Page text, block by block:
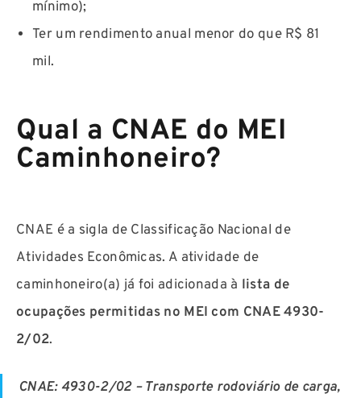
mínimo);
Ter um rendimento anual menor do que R$ 81
mil.
Qual a CNAE do MEI
Caminhoneiro?
CNAE é a sigla de Classificação Nacional de
Atividades Econômicas. A atividade de
caminhoneiro(a) já foi adicionada à lista de
ocupações permitidas no MEI com CNAE 4930-
2/02.
CNAE: 4930-2/02 – Transporte rodoviário de carga,